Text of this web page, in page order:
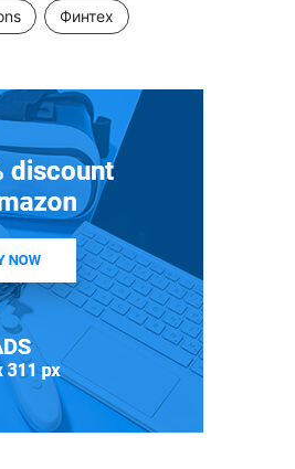
Финтех